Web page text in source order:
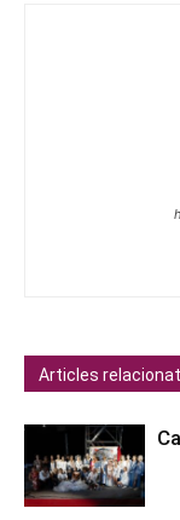
Articles